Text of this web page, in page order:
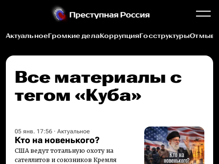
АктуальноеГромкие делаКоррупцияГосструктуры
Все материалы c
тегом «Куба»
05 янв. 17:56 · Актуальное
Кто на новенького?
США ведут тотальную охоту на
сателлитов и союзников Кремля